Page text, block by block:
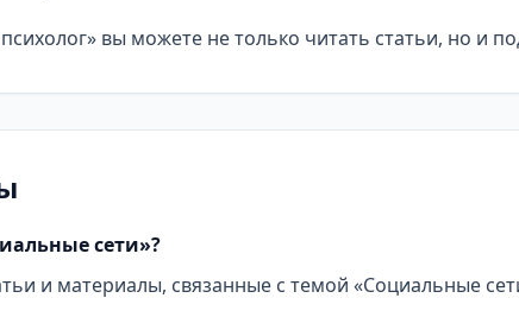
вы можете не только читать статьи, но и
сети»?
и материалы, связанные с темой «Социальные